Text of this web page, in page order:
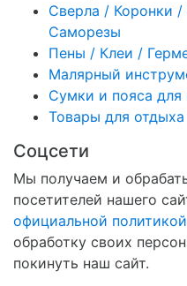
Сверла / Коронки
Саморезы
Пены / Клеи /
Малярный
Сумки и пояса для
Товары для
Соцсети
Мы получаем и
посетителей нашего
официальной политикой
обработку своих
покинуть наш сайт.